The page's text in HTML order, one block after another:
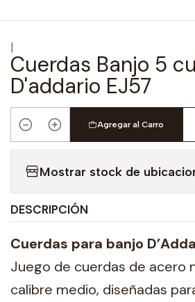
|
Cuerdas Banjo 5
D'addario EJ57
Cantidad
Agregar al Carro
Mostrar stock de
DESCRIPCIÓN
Cuerdas para banjo
Juego de cuerdas de acero
calibre medio, diseñadas